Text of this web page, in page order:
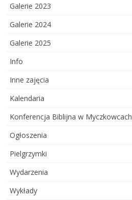
Galerie 2023
Galerie 2024
Galerie 2025
Info
Inne zajęcia
Kalendaria
Konferencja Biblijna w Myczkowcach
Ogłoszenia
Pielgrzymki
Wydarzenia
Wykłady